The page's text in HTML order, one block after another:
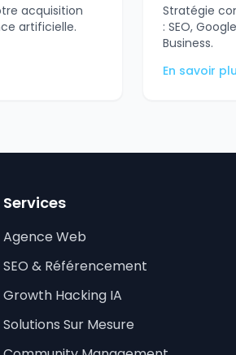
acquisition
artificielle.
Stratégie
: SEO,
Business.
En savoir
Services
Agence Web
SEO & Référencement
Growth Hacking IA
Solutions Sur Mesure